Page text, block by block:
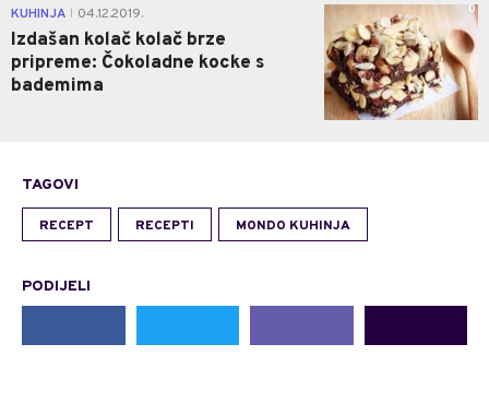
KUHINJA 04.12.2019.
Izdašan kolač kolač brze
pripreme: Čokoladne kocke s
bademima
0
TAGOVI
RECEPT RECEPTI MONDO KUHINJA
PODIJELI